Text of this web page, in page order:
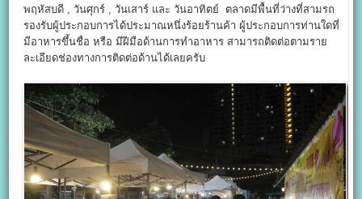
พฤหัสบดี , วันศุกร์ , วันเสาร์ และ วันอาทิตย์ ตลาดมีพื้นที่ว่างที่สามรถ
รองรับผู้ประกอบการได้ประมาณหนึ่งร้อยร้านค้า ผู้ประกอบการท่านใดที่
มีอาหารขึ้นชื่อ หรือ มีฝีมือด้านการทำอาหาร สามารถติดต่อตามราย
ละเอียดช่องทางการติดต่อด้านได้เลยครับ